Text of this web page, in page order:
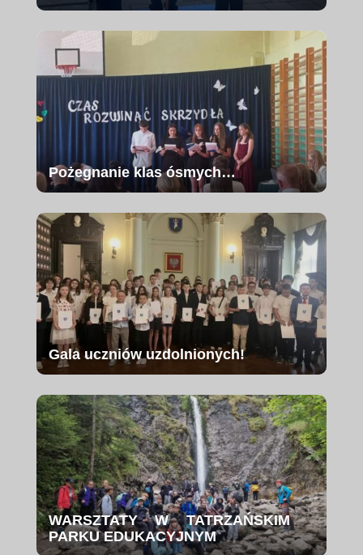
Pożegnanie klas ósmych…
Gala uczniów uzdolnionych!
WARSZTATY W TATRZAŃSKIM
PARKU EDUKACYJNYM